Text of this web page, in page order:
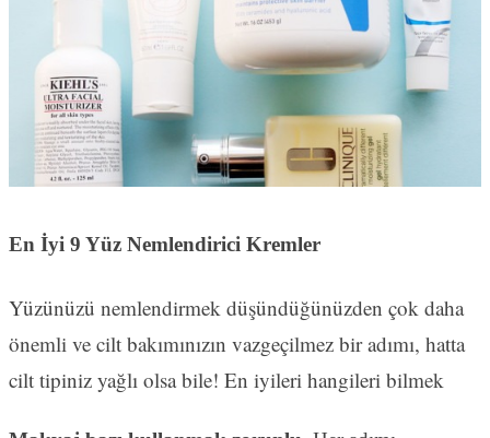
En İyi 9 Yüz Nemlendirici Kremler
Yüzünüzü nemlendirmek düşündüğünüzden çok daha
önemli ve cilt bakımınızın vazgeçilmez bir adımı, hatta
cilt tipiniz yağlı olsa bile! En iyileri hangileri bilmek